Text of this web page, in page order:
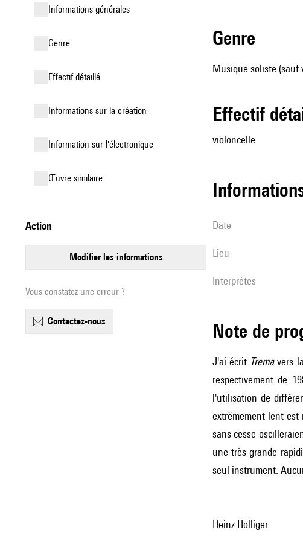
informations générales
genre
effectif détaillé
informations sur la création
Information sur l'électronique
œuvre similaire
action
modifier les informations
Vous constatez une erreur ?
contactez-nous
genre
Musique soliste (sauf
effectif
violoncelle
date
lieu
interprètes
Note de
J'ai écrit Tremavers
respectivement de
l'utilisation de
extrêmement lent est
sans cesse
une très grande
seul instrument.
Heinz Holliger.